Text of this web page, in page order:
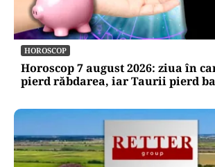
HOROSCOP
Horoscop 7 august 2026: ziua în
pierd răbdarea, iar Taurii pierd